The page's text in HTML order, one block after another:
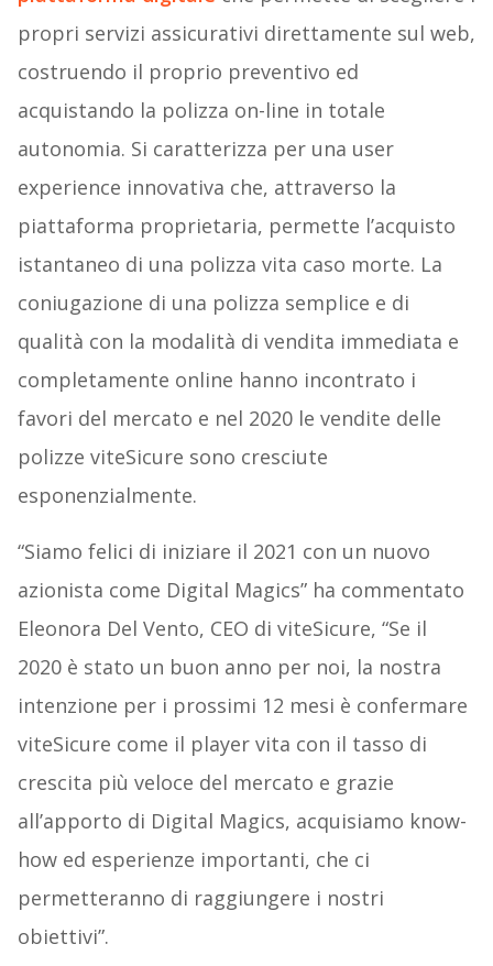
propri servizi assicurativi direttamente sul web,
costruendo il proprio preventivo ed
acquistando la polizza on-line in totale
autonomia. Si caratterizza per una user
experience innovativa che, attraverso la
piattaforma proprietaria, permette l’acquisto
istantaneo di una polizza vita caso morte. La
coniugazione di una polizza semplice e di
qualità con la modalità di vendita immediata e
completamente online hanno incontrato i
favori del mercato e nel 2020 le vendite delle
polizze viteSicure sono cresciute
esponenzialmente.
“Siamo felici di iniziare il 2021 con un nuovo
azionista come Digital Magics” ha commentato
Eleonora Del Vento, CEO di viteSicure, “Se il
2020 è stato un buon anno per noi, la nostra
intenzione per i prossimi 12 mesi è confermare
viteSicure come il player vita con il tasso di
crescita più veloce del mercato e grazie
all’apporto di Digital Magics, acquisiamo know-
how ed esperienze importanti, che ci
permetteranno di raggiungere i nostri
obiettivi”.